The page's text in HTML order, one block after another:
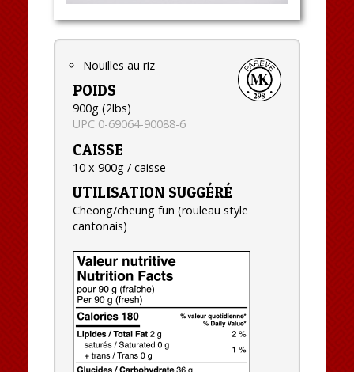
Nouilles au riz
POIDS
900g (2lbs)
UPC 0-69064-90088-6
CAISSE
10 x 900g / caisse
UTILISATION SUGGÉRÉ
Cheong/cheung fun (rouleau style
cantonais)